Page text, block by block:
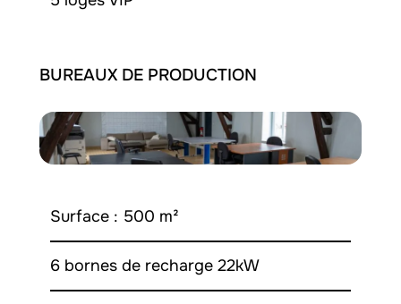
BUREAUX DE PRODUCTION
Surface : 500 m²
6 bornes de recharge 22kW